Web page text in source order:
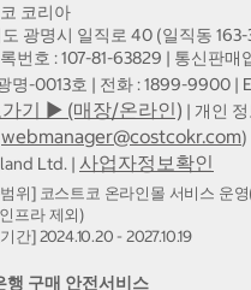
코리아
광명시 일직로 40 (일직동
번호 : 107-81-63829 | 통신판매
명-0013호 | 전화 : 1899-9900 |
기 ▶ (매장/온라인) | 개인
webmanager@costcokr.com)
Ltd. | 사업자정보확인
위] 코스트코 온라인몰 서비스 운
프라 제외)
간] 2024.10.20 - 2027.10.19
행 구매 안전서비스